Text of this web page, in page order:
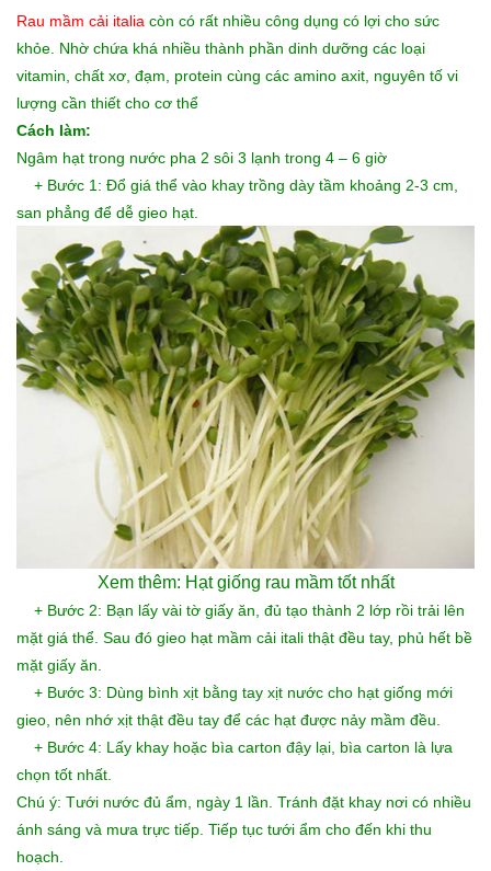
Rau mầm cải italia còn có rất nhiều công dụng có lợi cho sức
khỏe. Nhờ chứa khá nhiều thành phần dinh dưỡng các loại
vitamin, chất xơ, đạm, protein cùng các amino axit, nguyên tố vi
lượng cần thiết cho cơ thể
Cách làm:
Ngâm hạt trong nước pha 2 sôi 3 lạnh trong 4 – 6 giờ
+ Bước 1: Đổ giá thể vào khay trồng dày tầm khoảng 2-3 cm,
san phẳng để dễ gieo hạt.
Xem thêm: Hạt giống rau mầm tốt nhất
+ Bước 2: Bạn lấy vài tờ giấy ăn, đủ tạo thành 2 lớp rồi trải lên
mặt giá thể. Sau đó gieo hạt mầm cải itali thật đều tay, phủ hết bề
mặt giấy ăn.
+ Bước 3: Dùng bình xịt bằng tay xịt nước cho hạt giống mới
gieo, nên nhớ xịt thật đều tay để các hạt được nảy mầm đều.
+ Bước 4: Lấy khay hoặc bìa carton đậy lại, bìa carton là lựa
chọn tốt nhất.
Chú ý: Tưới nước đủ ẩm, ngày 1 lần. Tránh đặt khay nơi có nhiều
ánh sáng và mưa trực tiếp. Tiếp tục tưới ẩm cho đến khi thu
hoạch.